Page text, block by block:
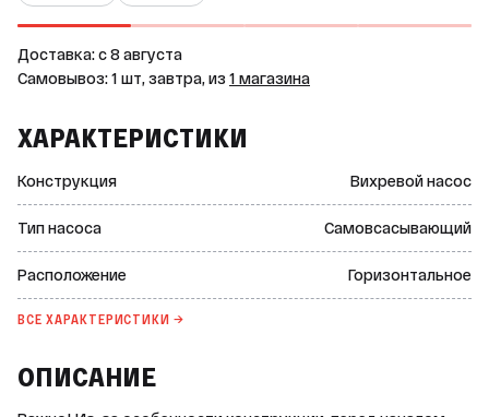
Доставка: c 8 августа
Самовывоз: 1 шт, завтра, из 1 магазина
ХАРАКТЕРИСТИКИ
Конструкция Вихревой насос
Тип насоса Самовсасывающий
Расположение Горизонтальное
ВСЕ ХАРАКТЕРИСТИКИ →
ОПИСАНИЕ